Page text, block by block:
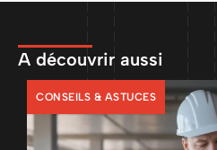
A découvrir aussi
CONSEILS & ASTUCES